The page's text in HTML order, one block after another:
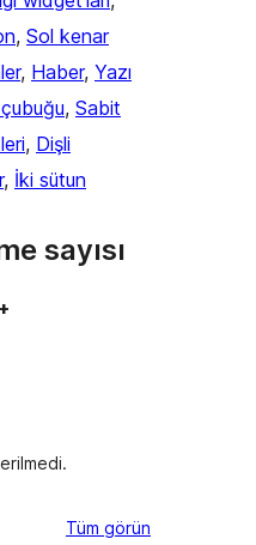
, Sol kenar
, Haber, Yazı
, Sabit
, Dişli
, İki sütun
sayısı
Tüm değerlendirmeleri
görün